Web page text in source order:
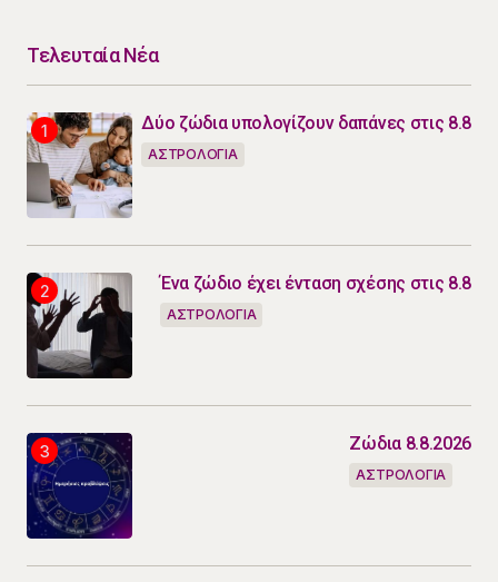
Τελευταία Νέα
Δύο ζώδια υπολογίζουν δαπάνες στις 8.8
ΑΣΤΡΟΛΟΓΙΑ
Ένα ζώδιο έχει ένταση σχέσης στις 8.8
ΑΣΤΡΟΛΟΓΙΑ
Ζώδια 8.8.2026
ΑΣΤΡΟΛΟΓΙΑ